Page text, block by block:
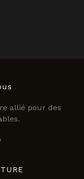
allié pour des